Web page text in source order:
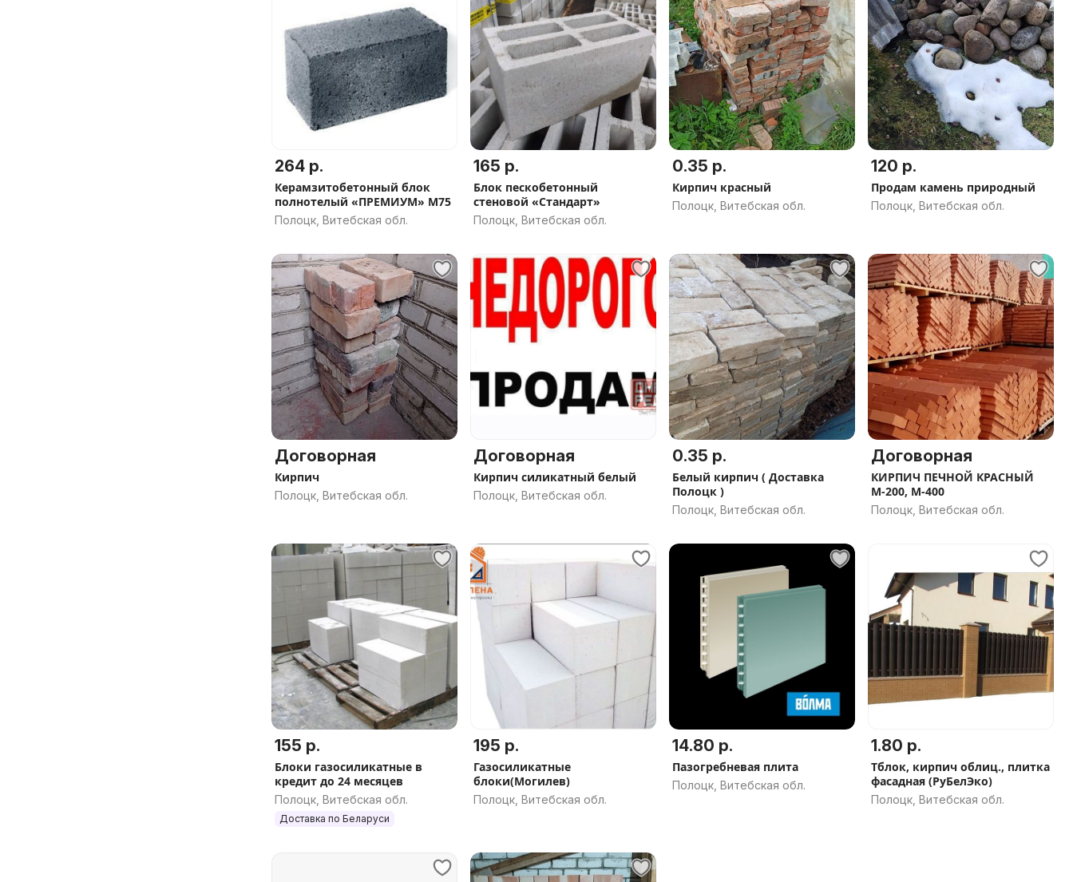
264 р.
Керамзитобетонный блок
полнотелый «ПРЕМИУМ» М75
Полоцк, Витебская обл.
165 р.
Блок пескобетонный
стеновой «Стандарт»
Полоцк, Витебская обл.
0.35 р.
Кирпич красный
Полоцк, Витебская обл.
120 р.
Продам камень природный
Полоцк, Витебская обл.
Договорная
Кирпич
Полоцк, Витебская обл.
Договорная
Кирпич силикатный белый
Полоцк, Витебская обл.
0.35 р.
Белый кирпич ( Доставка
Полоцк )
Полоцк, Витебская обл.
Договорная
КИРПИЧ ПЕЧНОЙ КРАСНЫЙ
М-200, М-400
Полоцк, Витебская обл.
155 р.
Блоки газосиликатные в
кредит до 24 месяцев
Полоцк, Витебская обл.
Доставка по Беларуси
195 р.
Газосиликатные
блоки(Могилев)
Полоцк, Витебская обл.
14.80 р.
Пазогребневая плита
Полоцк, Витебская обл.
1.80 р.
Тблок, кирпич облиц., плитка
фасадная (РуБелЭко)
Полоцк, Витебская обл.